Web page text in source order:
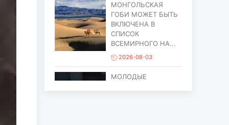
МОНГОЛЬСКАЯ
ГОБИ МОЖЕТ БЫТЬ
ВКЛЮЧЕНА В
СПИСОК
ВСЕМИРНОГО НА...
2026-08-03
МОЛОДЫЕ